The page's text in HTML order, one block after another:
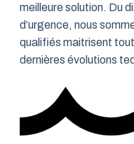
meilleure solution. Du
d’urgence, nous
qualifiés maitrisent
dernières évolutions